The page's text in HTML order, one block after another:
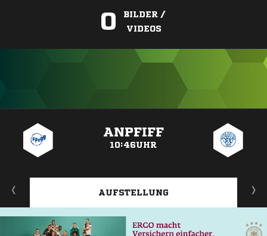
0
BILDER /
VIDEOS
ANPFIFF
10:46UHR
AUFSTELLUNG